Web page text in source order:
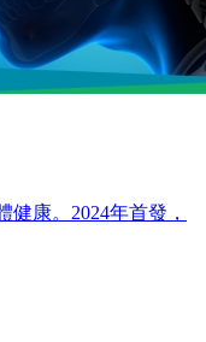
康。2024年首發，